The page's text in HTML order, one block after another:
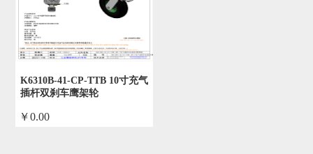
K6310B-41-CP-TTB 10寸充气
插杆双刹车鹰架轮
￥0.00